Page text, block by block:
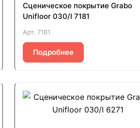
Сценическое покрытие Grabo
Unifloor 030/I 7181
Арт. 7181
Подробнее